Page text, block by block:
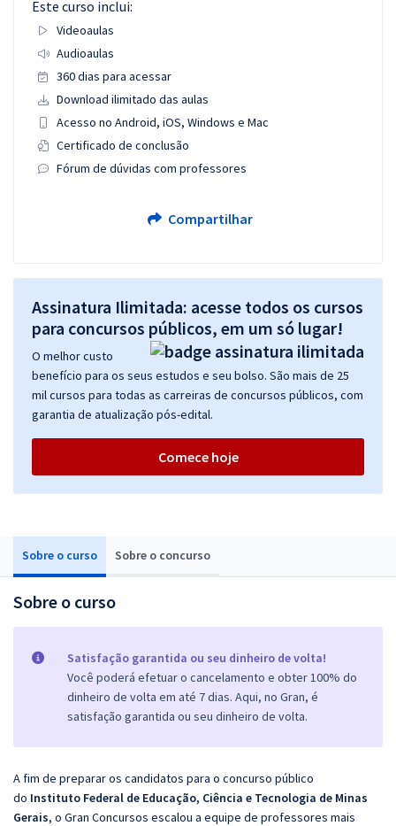
Sobre o curso Sobre o concurso
Sobre o curso
Satisfação garantida ou seu dinheiro de volta!
Você poderá efetuar o cancelamento e obter 100% do
dinheiro de volta em até 7 dias. Aqui, no Gran, é
satisfação garantida ou seu dinheiro de volta.
A fim de preparar os candidatos para o concurso público
do Instituto Federal de Educação, Ciência e Tecnologia de Minas
Gerais, o Gran Concursos escalou a equipe de professores mais
Este curso inclui:
Videoaulas
Audioaulas
360 dias para acessar
Download ilimitado das aulas
Acesso no Android, iOS, Windows e Mac
Certificado de conclusão
Fórum de dúvidas com professores
Compartilhar
Assinatura Ilimitada: acesse todos os cursos
para concursos públicos, em um só lugar!
O melhor custo
benefício para os seus estudos e seu bolso. São mais de 25
mil cursos para todas as carreiras de concursos públicos, com
garantia de atualização pós-edital.
Comece hoje